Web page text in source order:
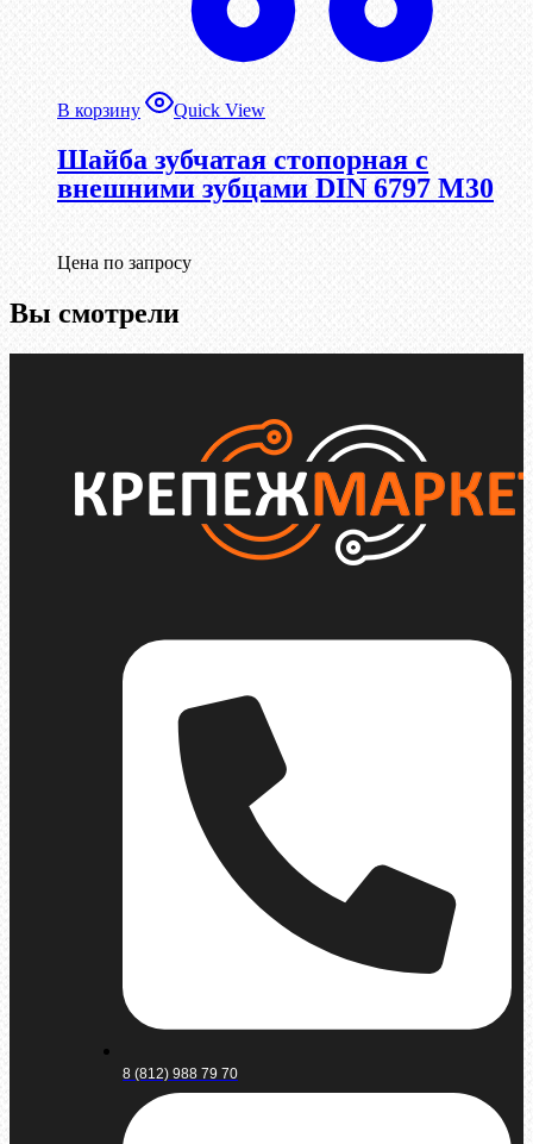
В корзину Quick View
Шайба зубчатая стопорная с
внешними зубцами DIN 6797 М30
Цена по запросу
Вы смотрели
8 (812) 988 79 70